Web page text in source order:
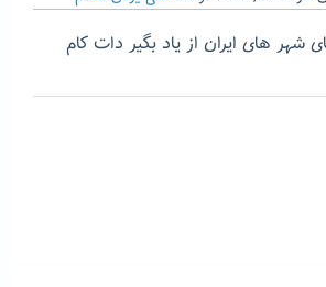
های ایران از یاد بگیر دات کام